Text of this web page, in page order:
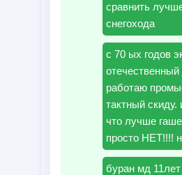
сравнить
снегохода
с 70 ых годов
работаю
тактный скиду.
что лучше
просто НЕТ!!!!
буран мд